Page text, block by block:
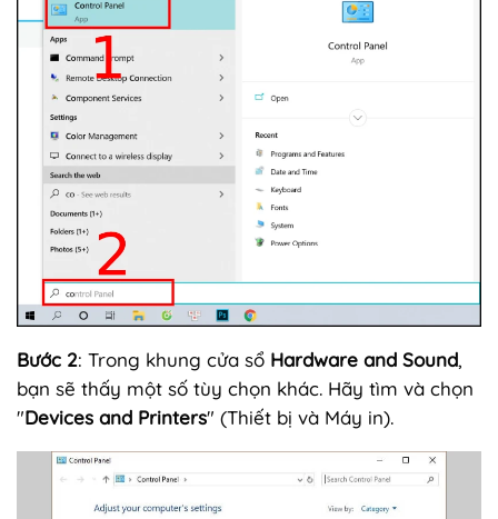
Bước 2: Trong khung cửa sổ Hardware and Sound,
bạn sẽ thấy một số tùy chọn khác. Hãy tìm và chọn
"Devices and Printers" (Thiết bị và Máy in).